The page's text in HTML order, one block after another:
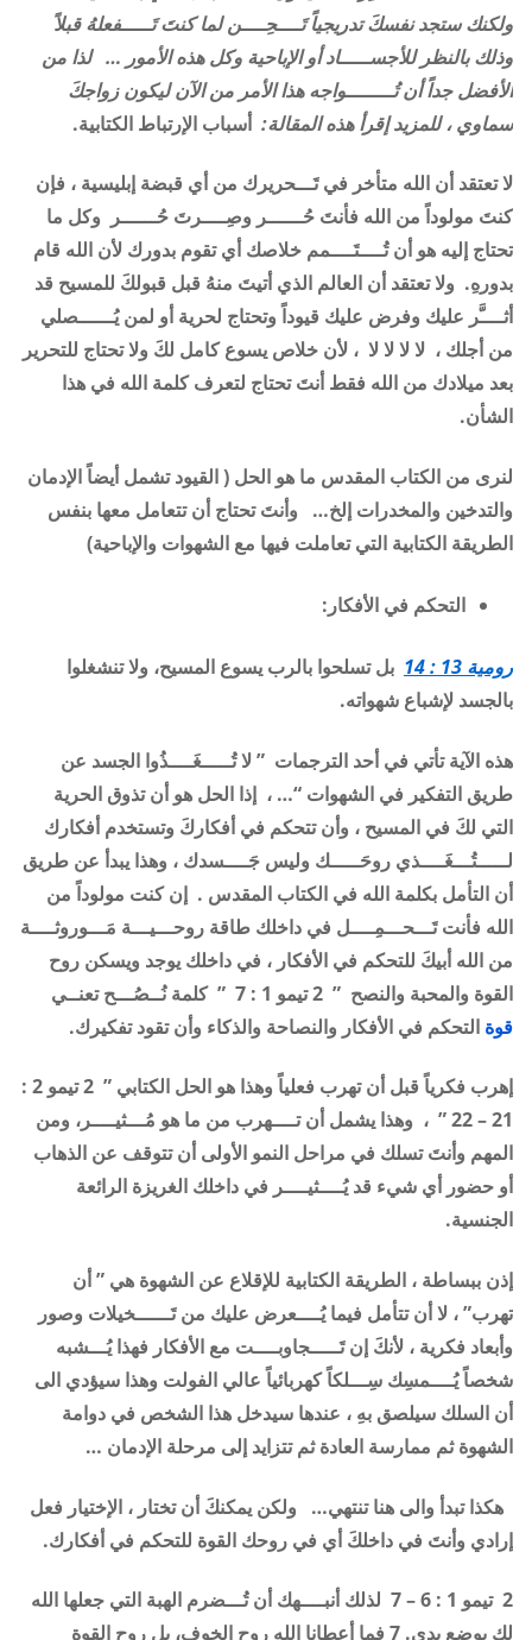
ولكنك ستجد نفسكَ تدريجياً تَــــحِــــن لما كنتَ تَـــــفعلهُ قبلاً
وذلك بالنظر للأجســـــاد أو الإباحية وكل هذه الأمور … لذا من
الأفضل جداً أن تُــــــــواجه هذا الأمر من الآن ليكون زواجكَ
سماوي ، للمزيد إقرأ هذه المقالة:أسباب الإرتباط الكتابية.
لا تعتقد أن الله متأخر في تَـــحريرك من أي قبضة إبليسية ، فإن
كنتَ مولوداً من الله فأنتَ حُــــــر وصِــــرتَ حُــــــر وكل ما
تحتاج إليه هو أن تُــــتَــــمم خلاصك أي تقوم بدورك لأن الله قام
بدورهِ. ولا تعتقد أن العالم الذي أتيتَ منهُ قبل قبولكَ للمسيح قد
أثــــَّر عليك وفرض عليك قيوداً وتحتاج لحرية أو لمن يُــــــصلي
من أجلك ، لا لا لا لا ، لأن خلاص يسوع كامل لكَ ولا تحتاج للتحرير
بعد ميلادك من الله فقط أنتَ تحتاج لتعرف كلمة الله في هذا
الشأن.
لنرى من الكتاب المقدس ما هو الحل ( القيود تشمل أيضاً الإدمان
والتدخين والمخدرات إلخ… وأنتَ تحتاج أن تتعامل معها بنفس
الطريقة الكتابية التي تعاملت فيها مع الشهوات والإباحية)
التحكم في الأفكار :
رومية 13 : 14
بل تسلحوا بالرب يسوع المسيح، ولا تنشغلوا
بالجسد لإشباع شهواته.
هذه الآية تأتي في أحد الترجمات ” لا تُـــــغَــــذُوا الجسد عن
طريق التفكير في الشهوات “
… ، إذا الحل هو أن تذوق الحرية
التي لكَ في المسيح ، وأن تتحكم في أفكاركَ وتستخدم أفكارك
لـــــتُـــغَــــذي روحَـــــك وليس جَــــسدك ، وهذا يبدأ عن طريق
أن التأمل بكلمة الله في الكتاب المقدس . إن كنت مولوداً من
الله فأنت تَـــحـــمِــــل في داخلك طاقة روحـــيـــة مَـــوروثــــة
من الله أبيكَ للتحكم في الأفكار ، في داخلك يوجد ويسكن روح
القوة والمحبة والنصح ” 2 تيمو 1 : 7 ” كلمة نُــصُـــح تعنــي
قوة التحكم في الأفكار والنصاحة والذكاء وأن تقود تفكيرك.
إهرب فكرياً قبل أن تهرب فعلياًو
هذا هو الحل الكتابي ” 2 تيمو 2 :
21 – 22 ” ، وهذا يشمل أن تــــهرب من ما هو مُـــثيــــر، ومن
المهم وأنتَ تسلك في مراحل النمو الأولى أن تتوقف عن الذهاب
أو حضور أي شيء قد يُــــثيــــر في داخلك الغريزة الرائعة
الجنسية.
إذن ببساطة ، الطريقة الكتابية للإقلاع عن الشهوة هي ” أن
تهرب” ، لا أن تتأمل فيما يُــــعرض عليك من تَــــــخيلات وصور
وأبعاد فكرية ، لأنكَ إن تَـــــجاوبــــت مع الأفكار فهذا يُـــشبه
شخصاً يُــــمسِك سِـــلكاً كهربائياً عالي الفولت وهذا سيؤدي الى
أن السلك سيلصق بهِ ، عندها سيدخل هذا الشخص في دوامة
الشهوة ثم ممارسة العادة ثم تتزايد إلى مرحلة الإدمان …
هكذا تبدأ والى هنا تنتهي…
ولكن يمكنكَ أن تختار ، الإختيار فعل
إرادي وأنتَ في داخلكَ أي في روحك القوة للتحكم في أفكارك.
2
تيمو 1 : 6 – 7 لذلك أنبــــهك أن تُـــضرم الهبة التي جعلها الله
لك بوضع يدي. 7 فما أعطانا الله روح الخوف، بل روح القوة